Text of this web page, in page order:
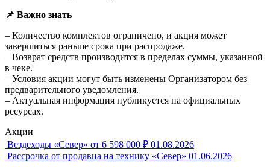
📌 Важно знать
– Количество комплектов ограничено, и акция может
завершиться раньше срока при распродаже.
– Возврат средств производится в пределах суммы, указанной
в чеке.
– Условия акции могут быть изменены Организатором без
предварительного уведомления.
– Актуальная информация публикуется на официальных
ресурсах.
Акции
Вездеходы «Север» от 6 598 000 ₽ 01.08.2026
Рассрочка от продавца на технику «Север» 01.06.2026